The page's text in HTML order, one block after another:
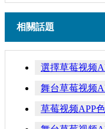
相關話題
選擇草莓视频
舞台草莓视频
草莓视频APP